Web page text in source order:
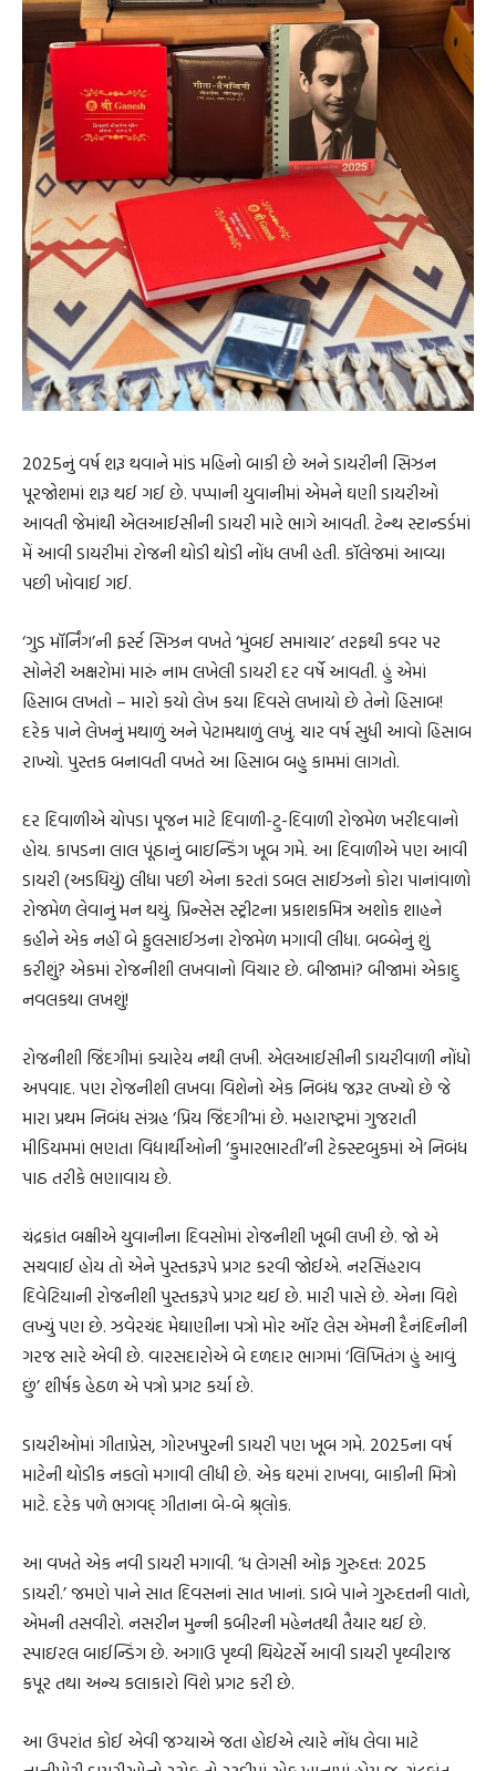
2025નું વર્ષ શરૂ થવાને માંડ મહિનો બાકી છે અને ડાયરીની સિઝન
પૂરજોશમાં શરૂ થઈ ગઈ છે. પપ્પાની યુવાનીમાં એમને ઘણી ડાયરીઓ
આવતી જેમાંથી એલઆઈસીની ડાયરી મારે ભાગે આવતી. ટેન્થ સ્ટાન્ડર્ડમાં
મેં આવી ડાયરીમાં રોજની થોડી થોડી નોંધ લખી હતી. કૉલેજમાં આવ્યા
પછી ખોવાઈ ગઈ.
‘ગુડ મૉર્નિંગ’ની ફર્સ્ટ સિઝન વખતે ‘મુંબઈ સમાચાર’ તરફથી કવર પર
સોનેરી અક્ષરોમાં મારું નામ લખેલી ડાયરી દર વર્ષે આવતી. હું એમાં
હિસાબ લખતો – મારો કયો લેખ કયા દિવસે લખાયો છે તેનો હિસાબ!
દરેક પાને લેખનું મથાળું અને પેટામથાળું લખું. ચાર વર્ષ સુધી આવો હિસાબ
રાખ્યો. પુસ્તક બનાવતી વખતે આ હિસાબ બહુ કામમાં લાગતો.
દર દિવાળીએ ચોપડા પૂજન માટે દિવાળી-ટુ-દિવાળી રોજમેળ ખરીદવાનો
હોય. કાપડના લાલ પૂંઠાનું બાઇન્ડિંગ ખૂબ ગમે. આ દિવાળીએ પણ આવી
ડાયરી (અડધિયું) લીધા પછી એના કરતાં ડબલ સાઈઝનો કોરા પાનાંવાળો
રોજમેળ લેવાનું મન થયું. પ્રિન્સેસ સ્ટ્રીટના પ્રકાશકમિત્ર અશોક શાહને
કહીને એક નહીં બે ફુલસાઈઝના રોજમેળ મગાવી લીધા. બબ્બેનું શું
કરીશું? એકમાં રોજનીશી લખવાનો વિચાર છે. બીજામાં? બીજામાં એકાદુ
નવલકથા લખશું!
રોજનીશી જિંદગીમાં ક્યારેય નથી લખી. એલઆઈસીની ડાયરીવાળી નોંધો
અપવાદ. પણ રોજનીશી લખવા વિશેનો એક નિબંધ જરૂર લખ્યો છે જે
મારા પ્રથમ નિબંધ સંગ્રહ ‘પ્રિય જિંદગી’માં છે. મહારાષ્ટ્રમાં ગુજરાતી
મીડિયમમાં ભણતા વિદ્યાર્થીઓની ‘કુમારભારતી’ની ટેક્સ્ટબુકમાં એ નિબંધ
પાઠ તરીકે ભણાવાય છે.
ચંદ્રકાંત બક્ષીએ યુવાનીના દિવસોમાં રોજનીશી ખૂબી લખી છે. જો એ
સચવાઈ હોય તો એને પુસ્તકરૂપે પ્રગટ કરવી જોઈએ. નરસિંહરાવ
દિવેટિયાની રોજનીશી પુસ્તકરૂપે પ્રગટ થઈ છે. મારી પાસે છે. એના વિશે
લખ્યું પણ છે. ઝવેરચંદ મેઘાણીના પત્રો મોર ઑર લેસ એમની દૈનંદિનીની
ગરજ સારે એવી છે. વારસદારોએ બે દળદાર ભાગમાં ‘લિખિતંગ હું આવું
છું’ શીર્ષક હેઠળ એ પત્રો પ્રગટ કર્યા છે.
ડાયરીઓમાં ગીતાપ્રેસ, ગોરખપુરની ડાયરી પણ ખૂબ ગમે. 2025ના વર્ષ
માટેની થોડીક નકલો મગાવી લીધી છે. એક ઘરમાં રાખવા, બાકીની મિત્રો
માટે. દરેક પળે ભગવદ્ ગીતાના બે-બે શ્ર્લોક.
આ વખતે એક નવી ડાયરી મગાવી. ‘ધ લેગસી ઓફ ગુરુદત્ત: 2025
ડાયરી.’ જમણે પાને સાત દિવસનાં સાત ખાનાં. ડાબે પાને ગુરુદત્તની વાતો,
એમની તસવીરો. નસરીન મુન્ની કબીરની મહેનતથી તૈયાર થઈ છે.
સ્પાઇરલ બાઈન્ડિંગ છે. અગાઉ પૃથ્વી થિયેટર્સે આવી ડાયરી પૃથ્વીરાજ
કપૂર તથા અન્ય કલાકારો વિશે પ્રગટ કરી છે.
આ ઉપરાંત કોઈ એવી જગ્યાએ જતા હોઈએ ત્યારે નોંધ લેવા માટે